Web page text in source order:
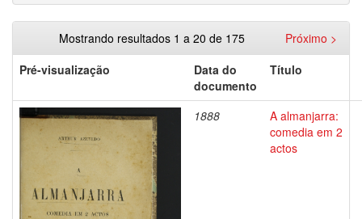
Mostrando resultados 1 a 20 de 175
Próximo >
Pré-visualização
Data do
documento
Título
1888
A almanjarra:
comedia em 2
actos